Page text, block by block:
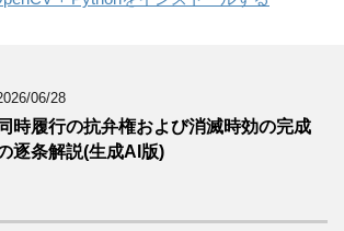
06/28
同時履行の抗弁権および消滅時効の完成
逐条解説(生成AI版)